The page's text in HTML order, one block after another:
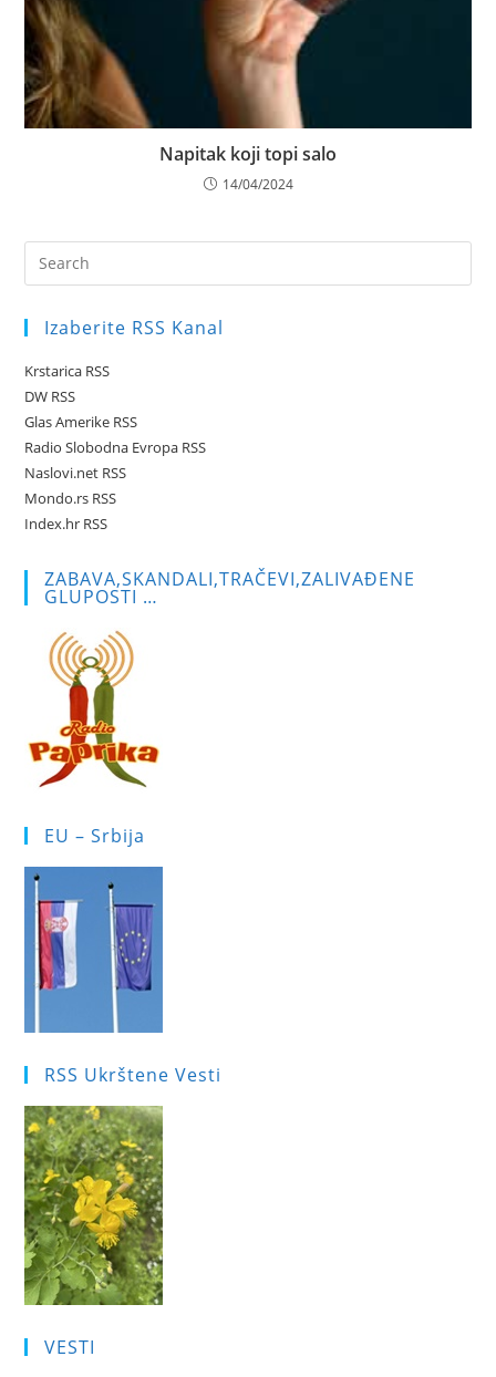
Napitak koji topi salo
14/04/2024
Izaberite RSS Kanal
Krstarica RSS
DW RSS
Glas Amerike RSS
Radio Slobodna Evropa RSS
Naslovi.net RSS
Mondo.rs RSS
Index.hr RSS
ZABAVA,SKANDALI,TRAČEVI,ZALIVAĐENE
GLUPOSTI …
EU – Srbija
RSS Ukrštene Vesti
VESTI